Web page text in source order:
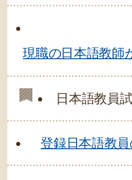
現職の日本語教師
日本語教員
登録日本語教